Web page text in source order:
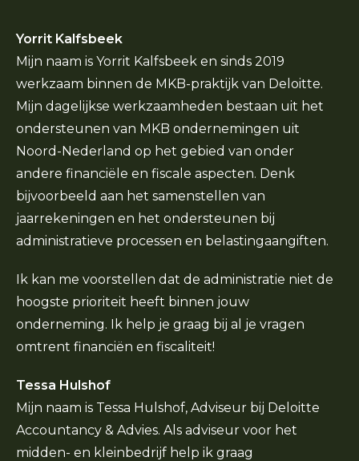
Yorrit Kalfsbeek
Mijn naam is Yorrit Kalfsbeek en sinds 2019
werkzaam binnen de MKB-praktijk van Deloitte.
Mijn dagelijkse werkzaamheden bestaan uit het
ondersteunen van MKB ondernemingen uit
Noord-Nederland op het gebied van onder
andere financiële en fiscale aspecten. Denk
bijvoorbeeld aan het samenstellen van
jaarrekeningen en het ondersteunen bij
administratieve processen en belastingaangiften.
Ik kan me voorstellen dat de administratie niet de
hoogste prioriteit heeft binnen jouw
onderneming. Ik help je graag bij al je vragen
omtrent financiën en fiscaliteit!
Tessa Hulshof
Mijn naam is Tessa Hulshof, Adviseur bij Deloitte
Accountancy & Advies. Als adviseur voor het
midden- en kleinbedrijf help ik graag